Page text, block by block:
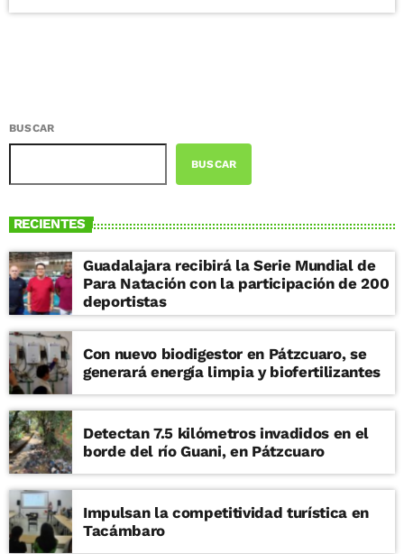
BUSCAR
BUSCAR
RECIENTES
Guadalajara recibirá la Serie Mundial de
Para Natación con la participación de 200
deportistas
Con nuevo biodigestor en Pátzcuaro, se
generará energía limpia y biofertilizantes
Detectan 7.5 kilómetros invadidos en el
borde del río Guani, en Pátzcuaro
Impulsan la competitividad turística en
Tacámbaro